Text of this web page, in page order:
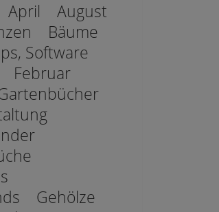
April
August
Bäume
Software
Februar
Gehölze